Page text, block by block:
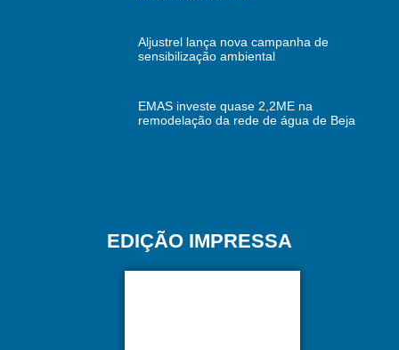
Aljustrel lança nova campanha de
sensibilização ambiental
EMAS investe quase 2,2ME na
remodelação da rede de água de Beja
EDIÇÃO IMPRESSA